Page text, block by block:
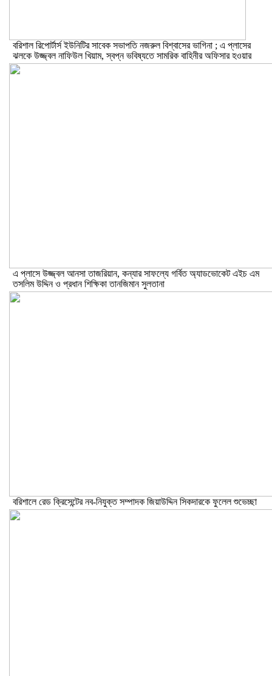
বরিশাল রিপোর্টার্স ইউনিটির সাবেক সভাপতি নজরুল বিশ্বাসের ভাগিনা ; এ প্লাসের
ঝলকে উজ্জ্বল নাফিউল খিয়াম, স্বপ্ন ভবিষ্যতে সামরিক বাহিনীর অফিসার হওয়ার
এ প্লাসে উজ্জ্বল আনসা তাজরিয়ান, কন্যার সাফল্যে গর্বিত অ্যাডভোকেট এইচ এম
তসলিম উদ্দিন ও প্রধান শিক্ষিকা তানজিমান সুলতানা
বরিশালে রেড ক্রিসেন্টের নব-নিযুক্ত সম্পাদক জিয়াউদ্দিন সিকদারকে ফুলেল শুভেচ্ছা